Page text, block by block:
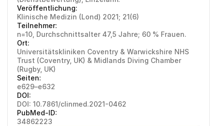
Veröffentlichung:
Klinische Medizin (Lond) 2021; 21(6)
Teilnehmer:
n=10, Durchschnittsalter 47,5 Jahre; 60 % Frauen.
Ort:
Universitätskliniken Coventry & Warwickshire NHS
Trust (Coventry, UK) & Midlands Diving Chamber
(Rugby, UK)
Seiten:
e629–e632
DOI:
DOI: 10.7861/clinmed.2021-0462
PubMed-ID:
34862223